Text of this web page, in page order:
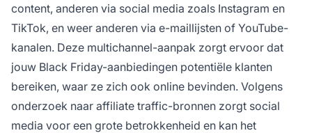
content, anderen via social media zoals Instagram en
TikTok, en weer anderen via e-maillijsten of YouTube-
kanalen. Deze multichannel-aanpak zorgt ervoor dat
jouw Black Friday-aanbiedingen potentiële klanten
bereiken, waar ze zich ook online bevinden. Volgens
onderzoek naar affiliate traffic-bronnen zorgt social
media voor een grote betrokkenheid en kan het